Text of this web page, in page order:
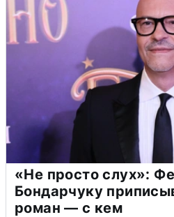
«Не просто слух»:
Бондарчуку
роман — с кем